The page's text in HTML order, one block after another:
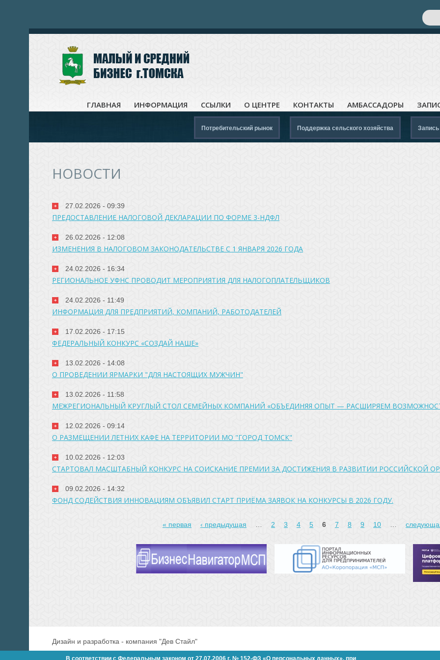
ГЛАВНАЯ ИНФОРМАЦИЯ ССЫЛКИ О ЦЕНТРЕ КОНТАКТЫ АМБАССАДОРЫ
Поддержка сельского хозяйства
Потребительский рынок
НОВОСТИ
27.02.2026 - 09:39
ПРЕДОСТАВЛЕНИЕ НАЛОГОВОЙ ДЕКЛАРАЦИИ ПО ФОРМЕ 3-НДФЛ
26.02.2026 - 12:08
ИЗМЕНЕНИЯ В НАЛОГОВОМ ЗАКОНОДАТЕЛЬСТВЕ С 1 ЯНВАРЯ 2026 ГОДА
24.02.2026 - 16:34
РЕГИОНАЛЬНОЕ УФНС ПРОВОДИТ МЕРОПРИЯТИЯ ДЛЯ НАЛОГОПЛАТЕЛЬЩИКОВ
24.02.2026 - 11:49
ИНФОРМАЦИЯ ДЛЯ ПРЕДПРИЯТИЙ, КОМПАНИЙ, РАБОТОДАТЕЛЕЙ
17.02.2026 - 17:15
ФЕДЕРАЛЬНЫЙ КОНКУРС «СОЗДАЙ НАШЕ»
13.02.2026 - 14:08
О ПРОВЕДЕНИИ ЯРМАРКИ "ДЛЯ НАСТОЯЩИХ МУЖЧИН"
13.02.2026 - 11:58
МЕЖРЕГИОНАЛЬНЫЙ КРУГЛЫЙ СТОЛ СЕМЕЙНЫХ КОМПАНИЙ «ОБЪЕДИНЯЯ ОПЫТ — РАСШИРЯЕМ
12.02.2026 - 09:14
О РАЗМЕЩЕНИИ ЛЕТНИХ КАФЕ НА ТЕРРИТОРИИ МО "ГОРОД ТОМСК"
10.02.2026 - 12:03
СТАРТОВАЛ МАСШТАБНЫЙ КОНКУРС НА СОИСКАНИЕ ПРЕМИИ ЗА ДОСТИЖЕНИЯ В РАЗВИТИИ РОССИЙСКОЙ
09.02.2026 - 14:32
ФОНД СОДЕЙСТВИЯ ИННОВАЦИЯМ ОБЪЯВИЛ СТАРТ ПРИЁМА ЗАЯВОК НА КОНКУРСЫ В 2026 ГОДУ.
« первая ‹ предыдущая 2 3 4 5 6 7 8 9 10
Дизайн и разработка - компания "Дев Стайл"
В соответствии с Федеральным законом от 27.07.2006 г. № 152-ФЗ «О персональных данных»,при